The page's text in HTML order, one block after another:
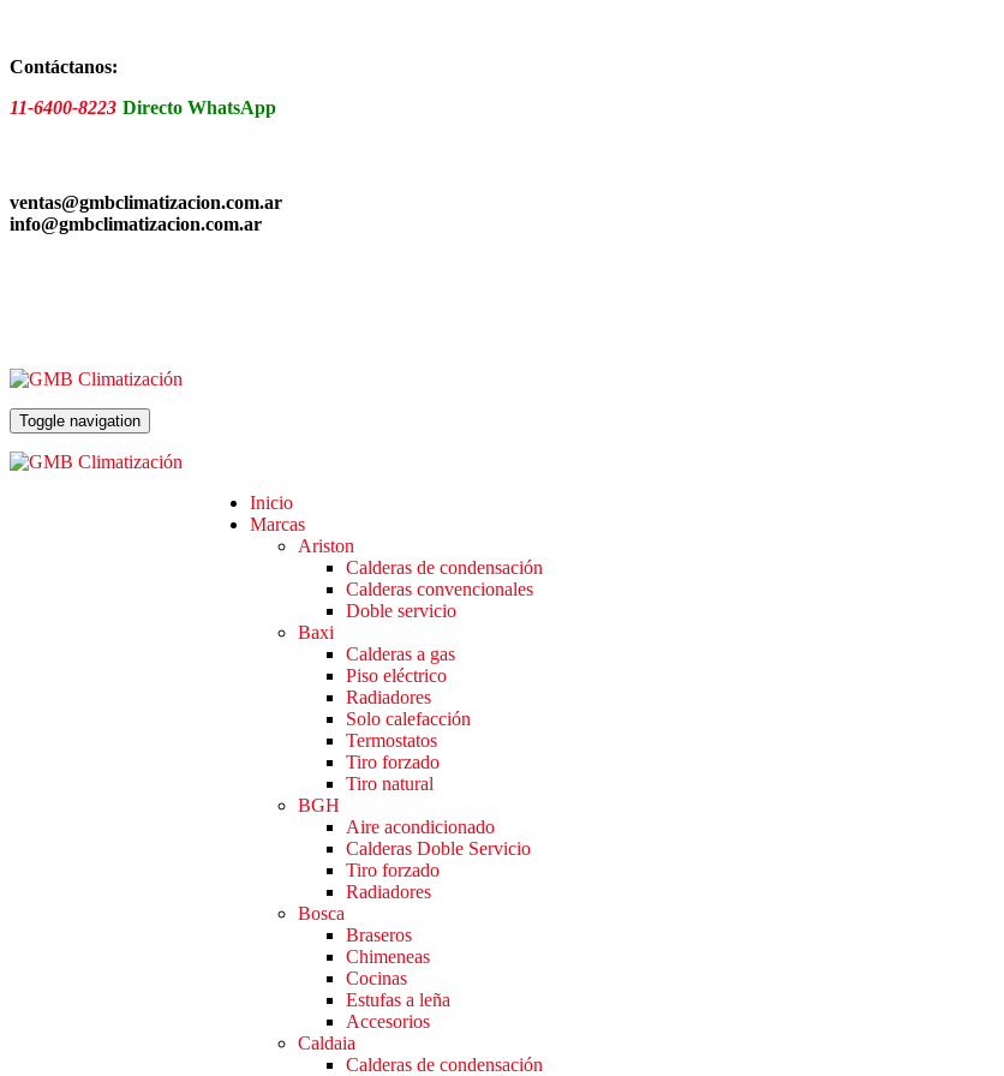
the
Contáctanos:
11-6400-8223 Directo WhatsApp
ventas@gmbclimatizacion.com.ar
info@gmbclimatizacion.com.ar
Toggle navigation
Inicio
Marcas
Ariston
Calderas de condensación
Calderas convencionales
Doble servicio
Baxi
Calderas a gas
Piso eléctrico
Radiadores
Solo calefacción
Termostatos
Tiro forzado
Tiro natural
BGH
Aire acondicionado
Calderas Doble Servicio
Tiro forzado
Radiadores
Bosca
Braseros
Chimeneas
Cocinas
Estufas a leña
Accesorios
Caldaia
Calderas de condensación